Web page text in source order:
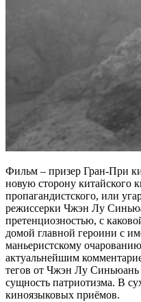
Фильм – призер Гран-При
новую сторону китайского
пропагандистского, или
режиссерки Чжэн Лу
претенциозностью, с
домой главной героини с
маньеристскому
актуальнейшим
тегов от Чжэн Лу
сущность патриотизма. В
киноязыковых приёмов.